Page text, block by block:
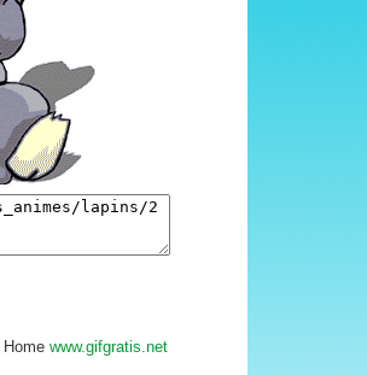
Home www.gifgratis.net